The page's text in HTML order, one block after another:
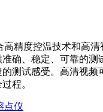
高精度控温技术和高清
确、稳定、可靠的测
测试感受。高清视频
程。